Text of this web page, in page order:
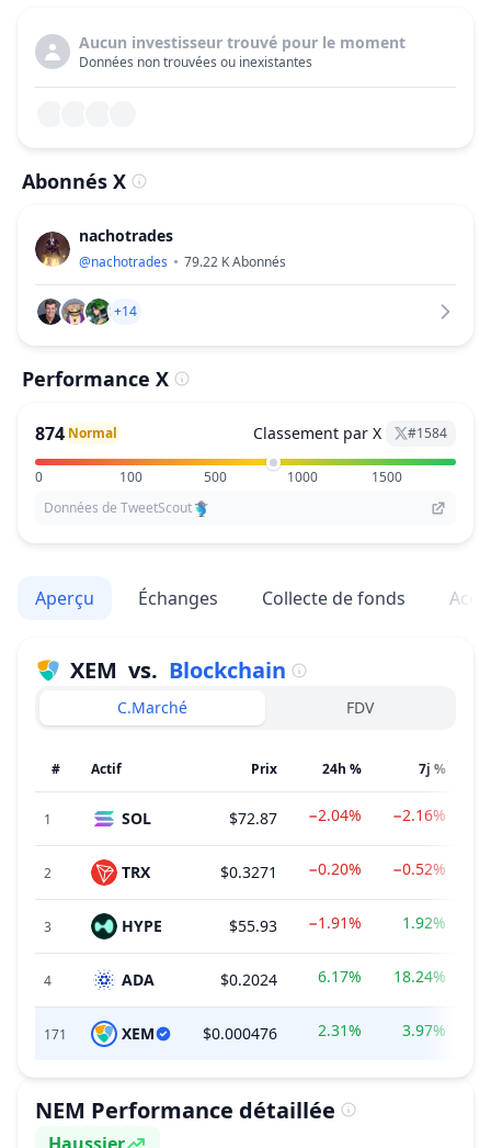
Aucun investisseur trouvé pour le moment
Données non trouvées ou inexistantes
Abonnés X
nachotrades
@nachotrades 79.22 KAbonnés
+14
Performance X
874 Normal Classement par X #1584
0 100 500 1000
1500
Données de TweetScout
Aperçu Échanges Collecte de fonds
XEM vs. Blockchain
C.Marché FDV
# Actif Prix 24h % 7j %
1 SOL $72.87 −2.04% −2.16%
2 TRX $0.3271 −0.20% −0.52%
3 HYPE $55.93 −1.91% 1.92%
4 ADA $0.2024 6.17% 18.24%
171 XEM $0.000476 2.31% 3.97%
NEM Performance détaillée